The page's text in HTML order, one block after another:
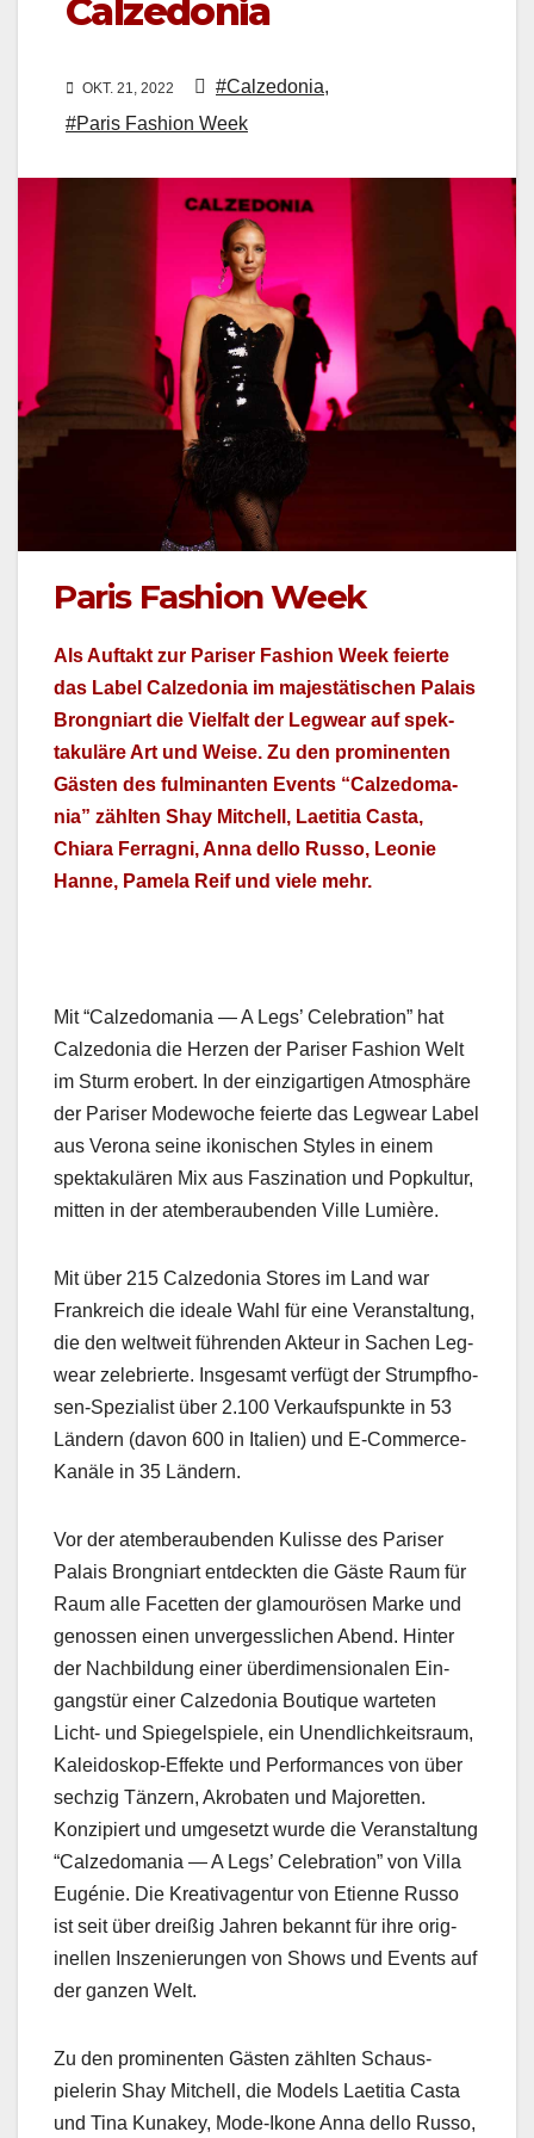
Calzedonia
OKT. 21, 2022 #Calzedonia,
#Paris Fashion Week
Paris Fashion Week
Als Auf­takt zur Paris­er Fash­ion Week feierte
das Label Calze­do­nia im majestätis­chen Palais
Brong­niart die Vielfalt der Leg­wear auf spek­
takuläre Art und Weise. Zu den promi­nen­ten
Gästen des ful­mi­nan­ten Events “Calze­do­ma­
nia” zählten Shay Mitchell, Laeti­tia Cas­ta,
Chiara Fer­rag­ni, Anna del­lo Rus­so, Leonie
Hanne, Pamela Reif und viele mehr.
Mit “Calze­do­ma­nia — A Legs’ Cel­e­bra­tion” hat
Calze­do­nia die Herzen der Paris­er Fash­ion Welt
im Sturm erobert. In der einzi­gar­ti­gen Atmo­sphäre
der Paris­er Mod­e­woche feierte das Leg­wear Label
aus Verona seine ikonis­chen Styles in einem
spek­takulären Mix aus Fasz­i­na­tion und Pop­kul­tur,
mit­ten in der atem­ber­auben­den Ville Lumière.
Mit über 215 Calze­do­nia Stores im Land war
Frankre­ich die ide­ale Wahl für eine Ver­anstal­tung,
die den weltweit führen­den Akteur in Sachen Leg­
wear zele­bri­erte. Ins­ge­samt ver­fügt der Strumpfho­
sen-Spezial­ist über 2.100 Verkauf­spunk­te in 53
Län­dern (davon 600 in Ital­ien) und E‑Com­merce-
Kanäle in 35 Län­dern.
Vor der atem­ber­auben­den Kulisse des Paris­er
Palais Brong­niart ent­deck­ten die Gäste Raum für
Raum alle Facetten der glam­ourösen Marke und
genossen einen unvergesslichen Abend. Hin­ter
der Nach­bil­dung ein­er überdi­men­sion­alen Ein­
gangstür ein­er Calze­do­nia Bou­tique warteten
Licht- und Spiegel­spiele, ein Unendlichkeit­sraum,
Kalei­doskop-Effek­te und Per­for­mances von über
sechzig Tänz­ern, Akro­bat­en und Majoret­ten.
Konzip­iert und umge­set­zt wurde die Ver­anstal­tung
“Calze­do­ma­nia — A Legs’ Cel­e­bra­tion” von Vil­la
Eugénie. Die Kreati­vagen­tur von Eti­enne Rus­so
ist seit über dreißig Jahren bekan­nt für ihre orig­
inellen Insze­nierun­gen von Shows und Events auf
der ganzen Welt.
Zu den promi­nen­ten Gästen zählten Schaus­
pielerin Shay Mitchell, die Mod­els Laeti­tia Cas­ta
und Tina Kunakey, Mode-Ikone Anna del­lo Rus­so,